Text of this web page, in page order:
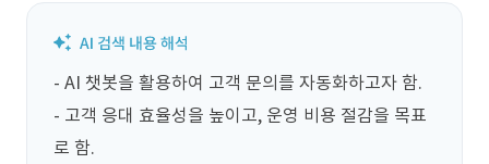
- AI 챗봇을 활용하여 고객 문의를 자동화하고자 함.
- 고객 응대 효율성을 높이고, 운영 비용 절감을 목표
로 함.